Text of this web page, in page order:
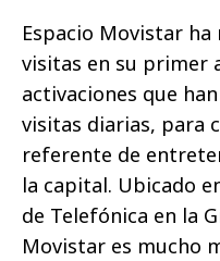
Espacio Movistar ha
visitas en su primer
activaciones que
visitas diarias, para
referente de
la capital. Ubicado
de Telefónica en la
Movistar es mucho